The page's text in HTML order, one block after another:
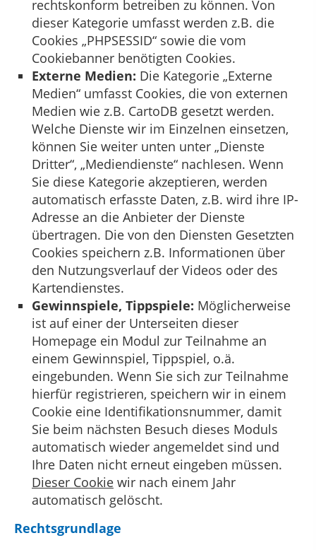
rechtskonform betreiben zu können. Von
dieser Kategorie umfasst werden z.B. die
Cookies „PHPSESSID“ sowie die vom
Cookiebanner benötigten Cookies.
Externe Medien: Die Kategorie „Externe
Medien“ umfasst Cookies, die von externen
Medien wie z.B. CartoDB gesetzt werden.
Welche Dienste wir im Einzelnen einsetzen,
können Sie weiter unten unter „Dienste
Dritter“, „Mediendienste“ nachlesen. Wenn
Sie diese Kategorie akzeptieren, werden
automatisch erfasste Daten, z.B. wird ihre IP-
Adresse an die Anbieter der Dienste
übertragen. Die von den Diensten Gesetzten
Cookies speichern z.B. Informationen über
den Nutzungsverlauf der Videos oder des
Kartendienstes.
Gewinnspiele, Tippspiele: Möglicherweise
ist auf einer der Unterseiten dieser
Homepage ein Modul zur Teilnahme an
einem Gewinnspiel, Tippspiel, o.ä.
eingebunden. Wenn Sie sich zur Teilnahme
hierfür registrieren, speichern wir in einem
Cookie eine Identifikationsnummer, damit
Sie beim nächsten Besuch dieses Moduls
automatisch wieder angemeldet sind und
Ihre Daten nicht erneut eingeben müssen.
Dieser Cookie wir nach einem Jahr
automatisch gelöscht.
Rechtsgrundlage